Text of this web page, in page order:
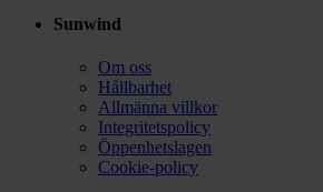
Sunwind
Om oss
Hållbarhet
Allmänna villkor
Integritetspolicy
Öppenhetslagen
Cookie-policy